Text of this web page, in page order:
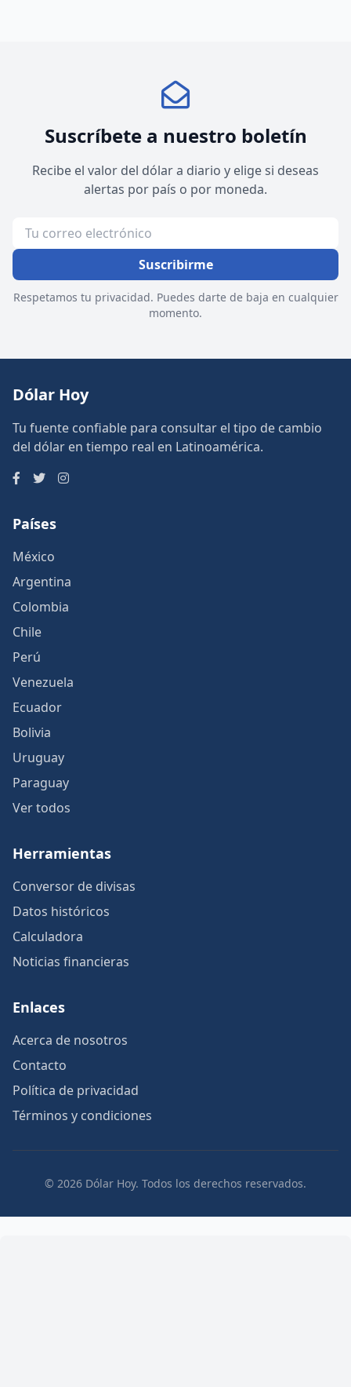
Suscríbete a nuestro boletín
Recibe el valor del dólar a diario y elige si deseas
alertas por país o por moneda.
Suscribirme
Respetamos tu privacidad. Puedes darte de baja en cualquier
momento.
Dólar Hoy
Tu fuente confiable para consultar el tipo de cambio
del dólar en tiempo real en Latinoamérica.
Países
México
Argentina
Colombia
Chile
Perú
Venezuela
Ecuador
Bolivia
Uruguay
Paraguay
Ver todos
Herramientas
Conversor de divisas
Datos históricos
Calculadora
Noticias financieras
Enlaces
Acerca de nosotros
Contacto
Política de privacidad
Términos y condiciones
© 2026 Dólar Hoy. Todos los derechos reservados.